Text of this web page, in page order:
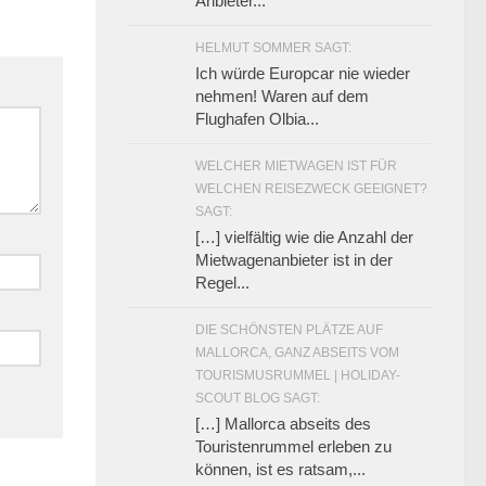
HELMUT SOMMER SAGT:
Ich würde Europcar nie wieder
nehmen! Waren auf dem
Flughafen Olbia...
WELCHER MIETWAGEN IST FÜR
WELCHEN REISEZWECK GEEIGNET?
SAGT:
[…] vielfältig wie die Anzahl der
Mietwagenanbieter ist in der
Regel...
DIE SCHÖNSTEN PLÄTZE AUF
MALLORCA, GANZ ABSEITS VOM
TOURISMUSRUMMEL | HOLIDAY-
SCOUT BLOG SAGT:
[…] Mallorca abseits des
Touristenrummel erleben zu
können, ist es ratsam,...